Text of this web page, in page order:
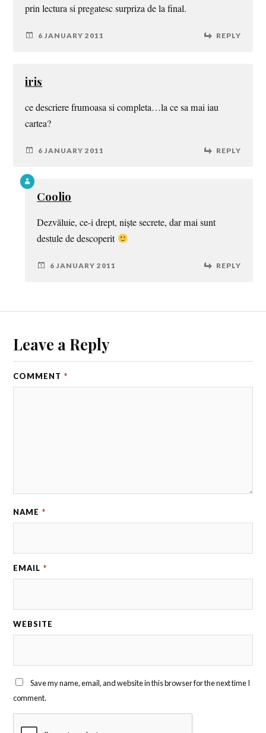
prin lectura si pregatesc surpriza de la final.
6 JANUARY 2011 REPLY
iris
ce descriere frumoasa si completa…la ce sa mai iau
cartea?
6 JANUARY 2011 REPLY
Coolio
Dezvăluie, ce-i drept, niște secrete, dar mai sunt
destule de descoperit
6 JANUARY 2011 REPLY
Leave a Reply
COMMENT *
NAME *
EMAIL *
WEBSITE
Save my name, email, and website in this browser for the next time I
comment.